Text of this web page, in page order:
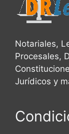
Notariales,
Procesales,
Jurídicos y